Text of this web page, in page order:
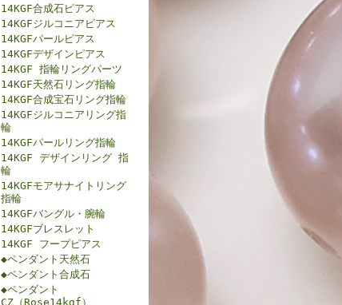
14KGF合成石ピアス
14KGFジルコニアピアス
14KGFパールピアス
14KGFデザインピアス
14KGF 指輪リングパーツ
14KGF天然石リング指輪
14KGF合成宝石リング指輪
14KGFジルコニアリング指
輪
14KGFパールリング指輪
14KGF デザインリング 指
輪
14KGFモアサナイトリング
指輪
14KGFバングル・腕輪
14KGFブレスレット
14KGF フープピアス
◆ペンダント天然石
◆ペンダント合成石
◆ペンダント
CZ（Rose14kgf）